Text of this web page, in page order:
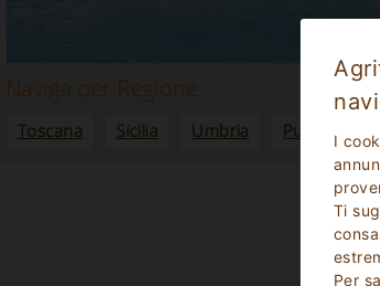
I
Ti
Per
Naviga per Regione
Toscana Sicilia Umbria Puglia